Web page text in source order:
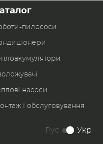
пилоcоси
насоси
і обслуговування
Рус Укр